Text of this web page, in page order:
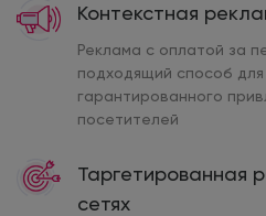
Контекстная
Реклама с оплатой за
подходящий способ
гарантированного
посетителей
Таргетированная
сетях